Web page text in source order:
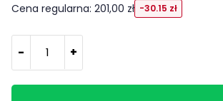
Cena regularna: 201,00 zł -30.15 zł
- +